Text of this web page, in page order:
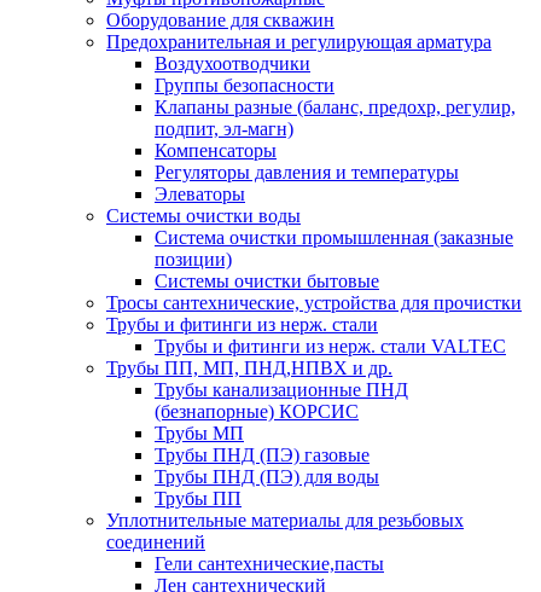
Оборудование для скважин
Предохранительная и регулирующая арматура
Воздухоотводчики
Группы безопасности
Клапаны разные (баланс, предохр, регулир,
подпит, эл-магн)
Компенсаторы
Регуляторы давления и температуры
Элеваторы
Системы очистки воды
Система очистки промышленная (заказные
позиции)
Системы очистки бытовые
Тросы сантехнические, устройства для прочистки
Трубы и фитинги из нерж. стали
Трубы и фитинги из нерж. стали VALTEC
Трубы ПП, МП, ПНД,НПВХ и др.
Трубы канализационные ПНД
(безнапорные) КОРСИС
Трубы МП
Трубы ПНД (ПЭ) газовые
Трубы ПНД (ПЭ) для воды
Трубы ПП
Уплотнительные материалы для резьбовых
соединений
Гели сантехнические,пасты
Лен сантехнический